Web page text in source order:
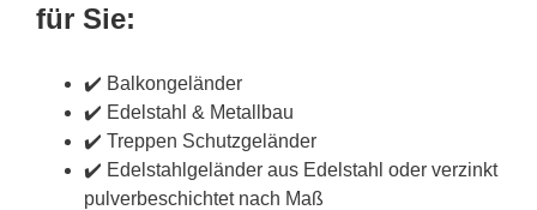
für Sie:
✔️ Balkongeländer
✔️ Edelstahl & Metallbau
✔️ Treppen Schutzgeländer
✔️ Edelstahlgeländer aus Edelstahl oder verzinkt
pulverbeschichtet nach Maß